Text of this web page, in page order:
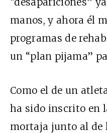
manos, y ahora él
programas de
un “plan pijama”
Como el de un
ha sido inscrito en
mortaja junto al de